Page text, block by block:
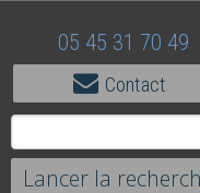
05 45 31 70 49
Contact